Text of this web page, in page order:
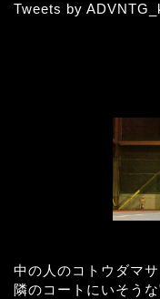
Tweets by
中の人のコトウダマ
隣のコートにいそう